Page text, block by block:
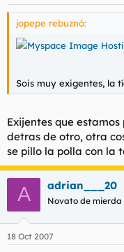
jopepe rebuznó:
Myspace Image
Sois muy exigentes, la
Exijentes que
detras de otro, otra
se pillo la polla con la
A adrian___20
Novato de mierda
18 Oct 2007